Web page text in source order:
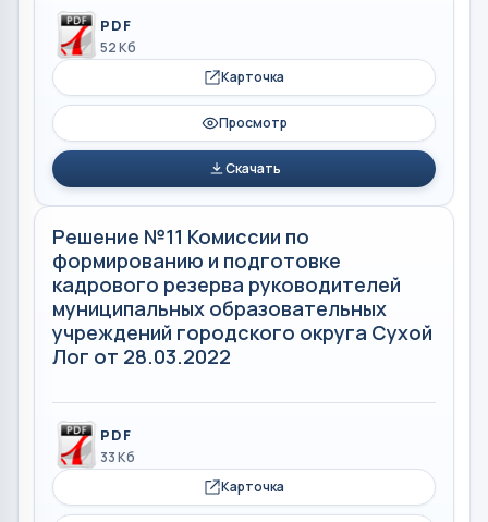
PDF
52 Кб
Карточка
Просмотр
Скачать
Решение №11 Комиссии по
формированию и подготовке
кадрового резерва руководителей
муниципальных образовательных
учреждений городского округа Сухой
Лог от 28.03.2022
PDF
33 Кб
Карточка